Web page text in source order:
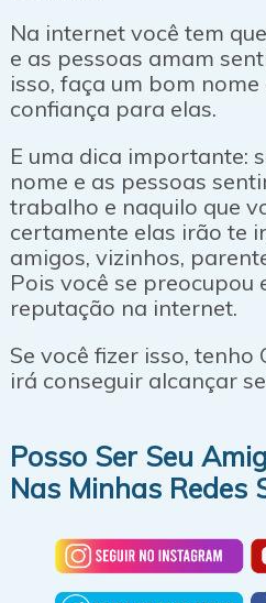
Na internet você tem
e as pessoas amam
isso, faça um bom nome
confiança para elas.
E uma dica importante:
nome e as pessoas
trabalho e naquilo que
certamente elas irão te
amigos, vizinhos,
Pois você se preocupou
reputação na internet.
Se você fizer isso, tenho
irá conseguir alcançar
Posso Ser Seu
Nas Minhas Redes